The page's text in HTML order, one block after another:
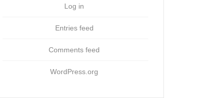
Log in
Entries feed
Comments feed
WordPress.org